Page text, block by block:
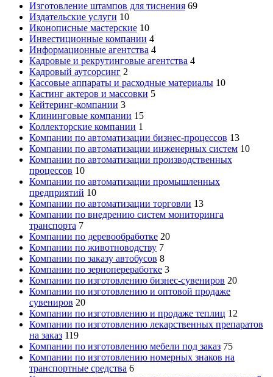
Изготовление штампов для тиснения 69
Издательские услуги 10
Иконописные мастерские 10
Инвестиционные компании 4
Информационные агентства 4
Кадровые и рекрутинговые агентства 4
Кадровый аутсорсинг 2
Кассовые аппараты и расходные материалы 10
Кастинг актеров и массовки 5
Кейтеринг-компании 3
Клининговые компании 15
Коллекторские компании 1
Компании по автоматизации бизнес-процессов 13
Компании по автоматизации инженерных систем 10
Компании по автоматизации производственных
процессов 10
Компании по автоматизации промышленных
предприятий 10
Компании по автоматизации торговли 13
Компании по внедрению систем мониторинга
транспорта 7
Компании по деревообработке 20
Компании по животноводству 7
Компании по заказу автобусов 8
Компании по зернопереработке 3
Компании по изготовлению бизнес-сувениров 20
Компании по изготовлению и оптовой продаже
сувениров 20
Компании по изготовлению и продаже теплиц 12
Компании по изготовлению лекарственных препаратов
на заказ 119
Компании по изготовлению мебели под заказ 75
Компании по изготовлению номерных знаков на
транспортные средства 6